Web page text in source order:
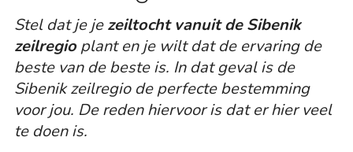
Stel dat je jezeiltocht vanuit de Sibenik
zeilregioplant en je wilt dat de ervaring de
beste van de beste is. In dat geval is de
Sibenik zeilregio de perfecte bestemming
voor jou. De reden hiervoor is dat er hier veel
te doen is.